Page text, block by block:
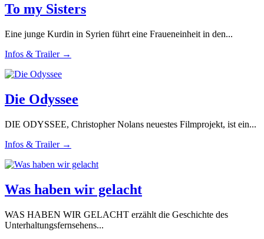
To my Sisters
Eine junge Kurdin in Syrien führt eine Fraueneinheit in den...
Infos & Trailer →
Die Odyssee
DIE ODYSSEE, Christopher Nolans neuestes Filmprojekt, ist ein...
Infos & Trailer →
Was haben wir gelacht
WAS HABEN WIR GELACHT erzählt die Geschichte des
Unterhaltungsfernsehens...